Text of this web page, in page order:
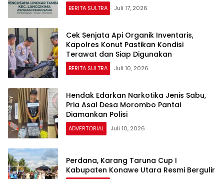
BERITA SULTRA Juli 17, 2026
Cek Senjata Api Organik Inventaris,
Kapolres Konut Pastikan Kondisi
BERITA SULTRA Juli 10, 2026
Hendak Edarkan Narkotika Jenis Sabu,
Pria Asal Desa Morombo Pantai
Diamankan Polisi
ADVERTORIAL Juli 10, 2026
Perdana, Karang Taruna Cup I
Kabupaten Konawe Utara Resmi Bergulir